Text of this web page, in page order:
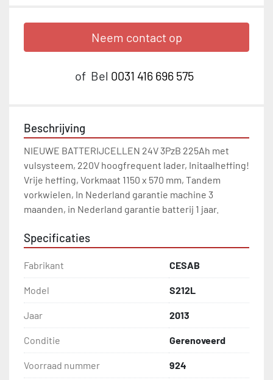
Neem contact op
of Bel 0031 416 696 575
Beschrijving
NIEUWE BATTERIJCELLEN 24V 3PzB 225Ah met
vulsysteem, 220V hoogfrequent lader, Initaalheffing!
Vrije heffing, Vorkmaat 1150 x 570 mm, Tandem
vorkwielen, In Nederland garantie machine 3
maanden, in Nederland garantie batterij 1 jaar.
Specificaties
Fabrikant CESAB
Model S212L
Jaar 2013
Conditie Gerenoveerd
Voorraad nummer 924